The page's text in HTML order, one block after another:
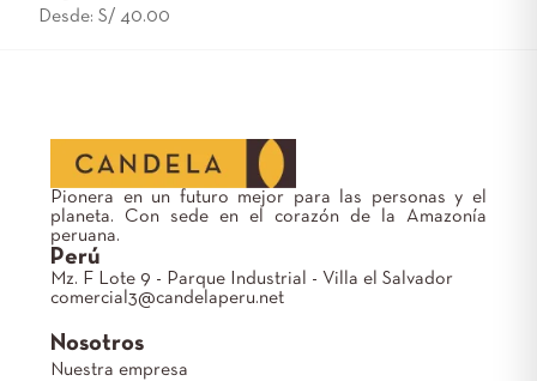
Desde: S/ 40.00
Pionera en un futuro mejor para las personas y el
planeta. Con sede en el corazón de la Amazonía
peruana.
Perú
Mz. F Lote 9 - Parque Industrial - Villa el Salvador
comercial3@candelaperu.net
Nosotros
Nuestra empresa